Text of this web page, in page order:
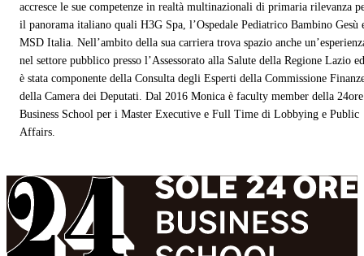
accresce le sue competenze in realtà multinazionali di primaria rilevanza
il panorama italiano quali H3G Spa, l’Ospedale Pediatrico Bambino Gesù
MSD Italia. Nell’ambito della sua carriera trova spazio anche
nel settore pubblico presso l’Assessorato alla Salute della Regione Lazio ed
è stata componente della Consulta degli Esperti della Commissione
della Camera dei Deputati. Dal 2016 Monica è faculty member della 24ore
Business School per i Master Executive e Full Time di Lobbying e Public
Affairs.